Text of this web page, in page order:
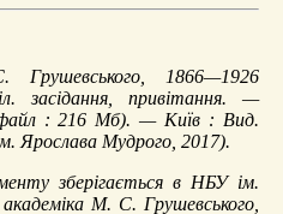
1866—1926
засідання, привітання. —
: 216 Мб). — Київ : Вид.
Ярослава Мудрого, 2017).
зберігається в НБУ ім.
М. С. Грушевського,